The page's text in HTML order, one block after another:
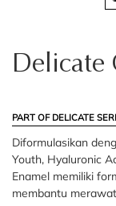
Delicate
PART OF DELICATE
Diformulasikan
Youth, Hyaluronic
Enamel memiliki
membantu